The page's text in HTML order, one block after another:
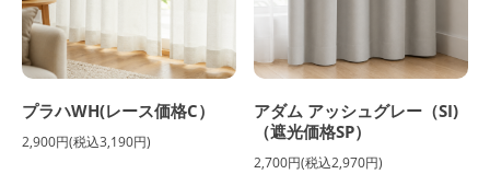
プラハWH(レース価格C）
2,900円(税込3,190円)
アダム アッシュグレー（SI)
（遮光価格SP）
2,700円(税込2,970円)